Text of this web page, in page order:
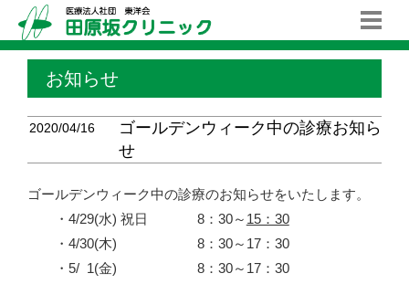
お知らせ
2020/04/16
ゴールデンウィーク中の診療お知ら
せ
ゴールデンウィーク中の診療のお知らせをいたします。
・ 4/29(水) 祝日 8：30～ 15：30
・ 4/30(木)
8：30～17：30
・ 5/ 1(金)
8：30～17：30